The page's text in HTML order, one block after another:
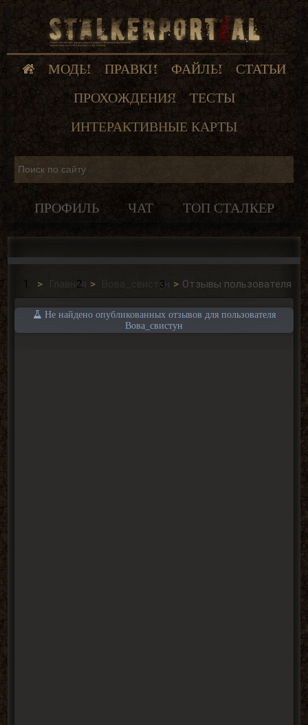
МОДЫ ПРАВКИ ФАЙЛЫ
СТАТЬИ
ПРОХОЖДЕНИЯ
ТЕСТЫ
ИНТЕРАКТИВНЫЕ КАРТЫ
ПРОФИЛЬ ЧАТ ТОП СТАЛКЕР
Главная Вова_свистун Отзывы пользователя
Не найдено опубликованных отзывов для пользователя
Вова_свистун